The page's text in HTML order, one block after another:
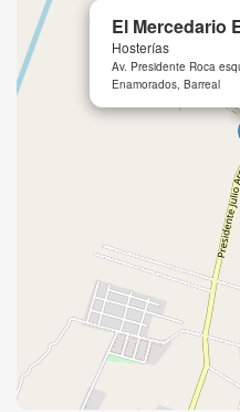
El Mercedario
Hosterías
Av. Presidente Roca
Enamorados, Barreal